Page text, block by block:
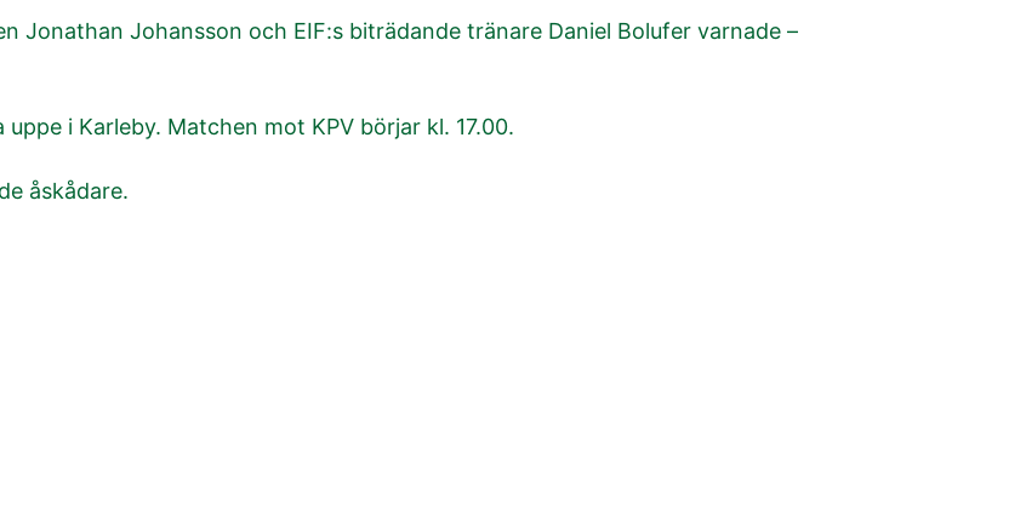
Jonathan Johansson och EIF:s biträdande tränare Daniel Bolufer varnade –
i Karleby. Matchen mot KPV börjar kl. 17.00.
åskådare.